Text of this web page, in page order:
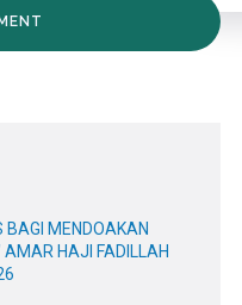
MENDOAKAN
AMAR HAJI FADILLAH